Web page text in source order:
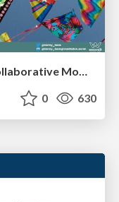
Bridging the Design Gap: How Collaborative Modelling removes blockers to flow between stakeholders and teams @FastFlow conf
0 630